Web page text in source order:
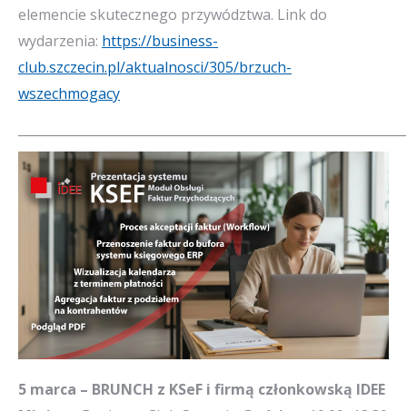
elemencie skutecznego przywództwa. Link do
wydarzenia: https://business-
club.szczecin.pl/aktualnosci/305/brzuch-
wszechmogacy
5 marca – BRUNCH z KSeF i firmą członkowską IDEE